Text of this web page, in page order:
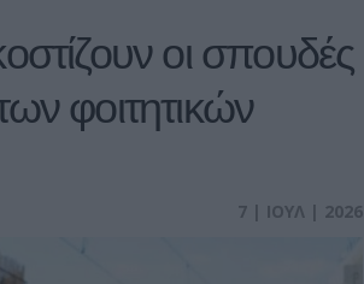
οι σπουδές
φοιτητικών
7 | ΙΟΥΛ | 2026